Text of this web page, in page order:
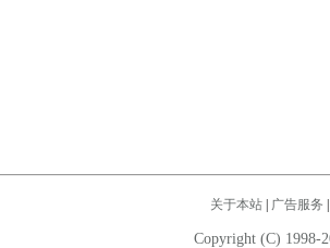
关于本站| 广告服务
Copyright (C) 1998-